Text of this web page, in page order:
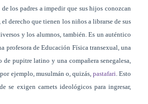
los padres a impedir que sus hijos conozcan
derecho que tienen los niños a librarse de sus
y los alumnos, también. Es un auténtico
de Educación Física transexual, una
pupitre latino y una compañera senegalesa,
ejemplo, musulmán o, quizás,pastafari . Esto
se exigen carnets ideológicos para ingresar,